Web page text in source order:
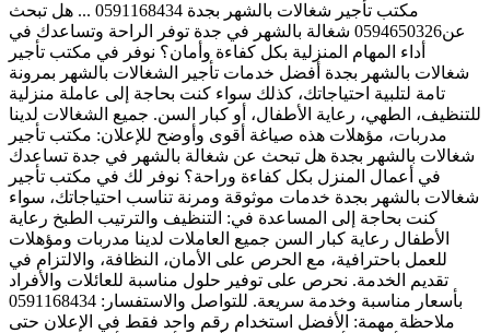
مكتب تأجير شغالات بالشهر بجدة 0591168434 ... هل تبحث
عن0594650326 شغالة بالشهر في جدة توفر الراحة وتساعدك في
أداء المهام المنزلية بكل كفاءة وأمان؟ نوفر في مكتب تأجير
شغالات بالشهر بجدة أفضل خدمات تأجير الشغالات بالشهر بمرونة
تامة لتلبية احتياجاتك، كذلك سواء كنت بحاجة إلى عاملة منزلية
للتنظيف، الطهي، رعاية الأطفال، أو كبار السن. جميع الشغالات لدينا
مدربات، مؤهلات هذه صياغة أقوى وأوضح للإعلان: مكتب تأجير
شغالات بالشهر بجدة هل تبحث عن شغالة بالشهر في جدة تساعدك
في أعمال المنزل بكل كفاءة وراحة؟ نوفر لك في مكتب تأجير
شغالات بالشهر بجدة خدمات موثوقة ومرنة تناسب احتياجاتك، سواء
كنت بحاجة إلى المساعدة في: التنظيف والترتيب الطبخ رعاية
الأطفال رعاية كبار السن جميع العاملات لدينا مدربات ومؤهلات
للعمل باحترافية، مع الحرص على الأمان، النظافة، والالتزام في
تقديم الخدمة. نحرص على توفير حلول مناسبة للعائلات والأفراد
بأسعار مناسبة وخدمة سريعة. للتواصل والاستفسار: 0591168434
ملاحظة مهمة: الأفضل استخدام رقم واحد فقط في الإعلان حتى